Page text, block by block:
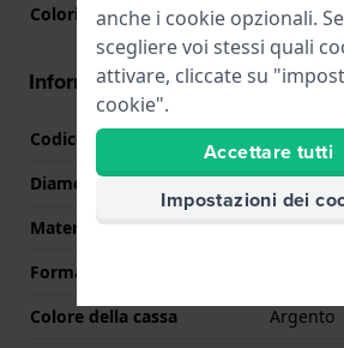
Colori lancette (h,m,s)
Nero,
Informazioni della cassa
Codice cassa
L4.512.4
Diametro
29 mm
Materiale cassa
Acciaio
Forma della cassa
Colore della cassa
Argento
anche i cookie opzionali.
scegliere voi stessi quali
attivare, cliccate su
cookie".
Accettare tutti
Impostazioni dei